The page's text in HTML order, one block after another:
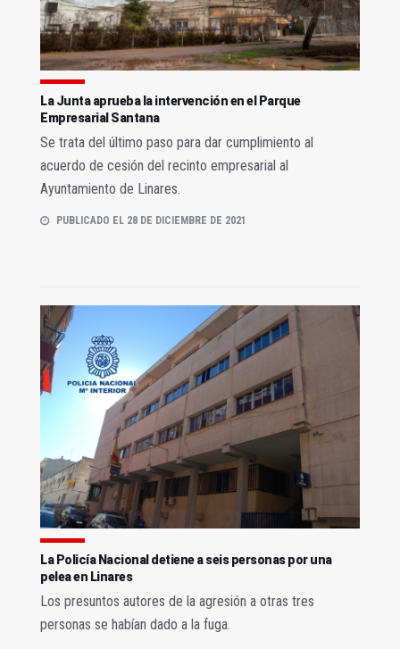
La Junta aprueba la intervención en el Parque
Empresarial Santana
Se trata del último paso para dar cumplimiento al
acuerdo de cesión del recinto empresarial al
Ayuntamiento de Linares.
PUBLICADO EL 28 DE DICIEMBRE DE 2021
La Policía Nacional detiene a seis personas por una
pelea en Linares
Los presuntos autores de la agresión a otras tres
personas se habían dado a la fuga.